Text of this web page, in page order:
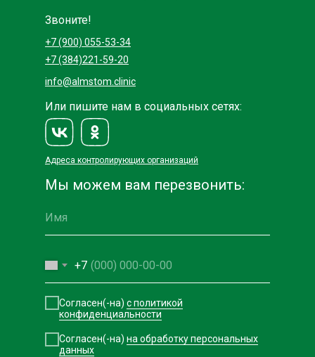
Мы можем вам перезвонить:
Звоните!
+7 (900) 055-53-34
info@almstom.clinic
Или пишите нам в социальных сетях:
Адреса контролирующих организаций
+7
Согласен(-на) с политикой
конфиденциальности
Согласен(-на) на обработку персональных
данных
+7 (384)221-59-20